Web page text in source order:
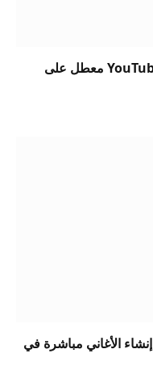
وضع صورة داخل صورة (PiP) على YouTube معطل على
يتيح Suno الآن لمستخدمي iPhone إنشاء الأغاني مباشرة في